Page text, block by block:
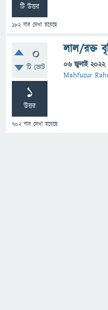
টি উত্তর
182বার দেখা হয়েছে
0
টি ভোট
1
উত্তর
702বার দেখা হয়েছে
লাল/রক্ত
06 জুলাই 2022
Mahfuzur